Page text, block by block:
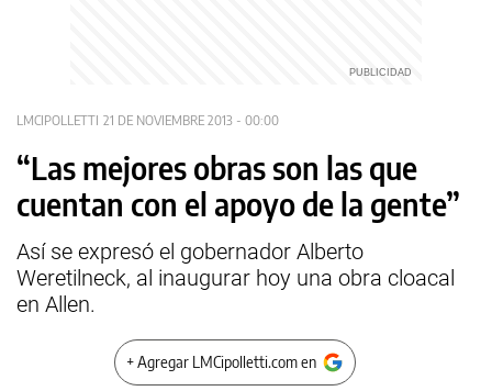
LMCIPOLLETTI 21 DE NOVIEMBRE 2013 - 00:00
“Las mejores obras son las que
cuentan con el apoyo de la gente”
Así se expresó el gobernador Alberto
Weretilneck, al inaugurar hoy una obra cloacal
en Allen.
+ Agregar LMCipolletti.com en